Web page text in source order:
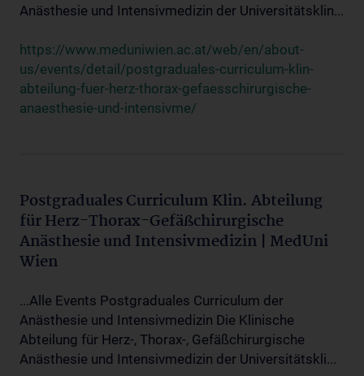
Anästhesie und Intensivmedizin der Universitätsklin...
https://www.meduniwien.ac.at/web/en/about-
us/events/detail/postgraduales-curriculum-klin-
abteilung-fuer-herz-thorax-gefaesschirurgische-
anaesthesie-und-intensivme/
Postgraduales Curriculum Klin. Abteilung
für Herz-Thorax-Gefäßchirurgische
Anästhesie und Intensivmedizin | MedUni
Wien
...Alle Events Postgraduales Curriculum der
Anästhesie und Intensivmedizin Die Klinische
Abteilung für Herz-, Thorax-, Gefäßchirurgische
Anästhesie und Intensivmedizin der Universitätskli...